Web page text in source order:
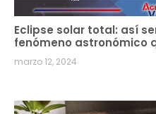
Eclipse solar total: así
fenómeno astronómico
marzo 12, 2024